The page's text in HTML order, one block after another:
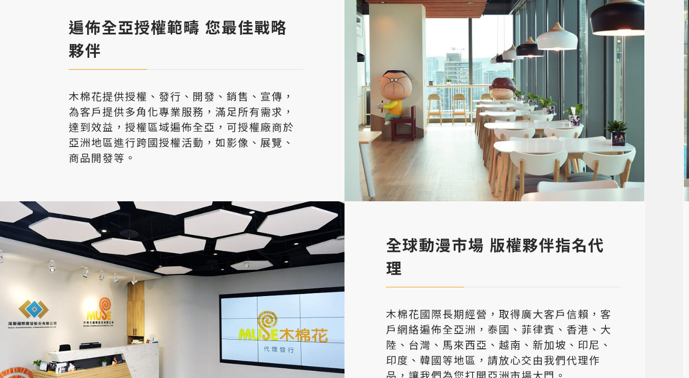
遍佈全亞授權範疇 您最佳戰略
夥伴
木棉花提供授權、發行、開發、銷售、宣傳，
為客戶提供多角化專業服務，滿足所有需求，
達到效益，授權區域遍佈全亞，可授權廠商於
亞洲地區進行跨國授權活動，如影像、展覽、
商品開發等。
全球動漫市場 版權夥伴指名代
理
木棉花國際長期經營，取得廣大客戶信賴，客
戶網絡遍佈全亞洲，泰國、菲律賓、香港、大
陸、台灣、馬來西亞、越南、新加坡、印尼、
印度、韓國等地區，請放心交由我們代理作